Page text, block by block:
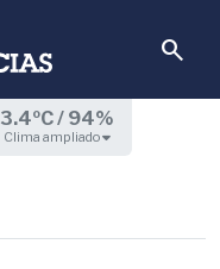
search
3.4ºC / 94%
Clima ampliado